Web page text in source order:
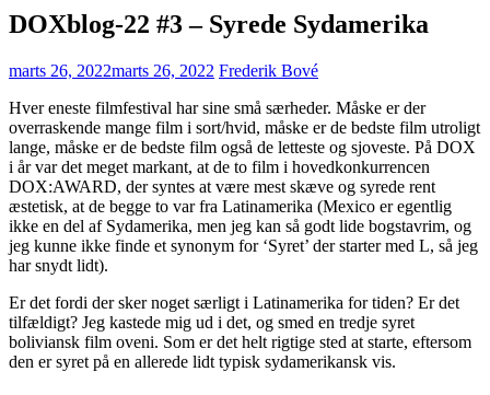
DOXblog-22 #3 – Syrede Sydamerika
marts 26, 2022marts 26, 2022 Frederik Bové
Hver eneste filmfestival har sine små særheder. Måske er der
overraskende mange film i sort/hvid, måske er de bedste film utroligt
lange, måske er de bedste film også de letteste og sjoveste. På DOX
i år var det meget markant, at de to film i hovedkonkurrencen
DOX:AWARD, der syntes at være mest skæve og syrede rent
æstetisk, at de begge to var fra Latinamerika (Mexico er egentlig
ikke en del af Sydamerika, men jeg kan så godt lide bogstavrim, og
jeg kunne ikke finde et synonym for ‘Syret’ der starter med L, så jeg
har snydt lidt).
Er det fordi der sker noget særligt i Latinamerika for tiden? Er det
tilfældigt? Jeg kastede mig ud i det, og smed en tredje syret
boliviansk film oveni. Som er det helt rigtige sted at starte, eftersom
den er syret på en allerede lidt typisk sydamerikansk vis.